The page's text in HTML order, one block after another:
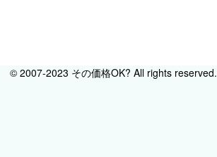
© 2007-2023 その価格OK? All rights reserved.